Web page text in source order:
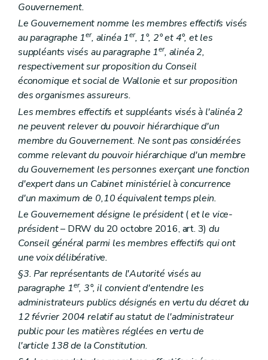
Art. 141
Art. 142
Section 3 Subventionnement
Art. 143
Art. 144
Section 4 Volontariat
Art. 145
Art. 146
Titre VI Aide à l'intégration socio-professionnelle
Chapitre Ier
Définitions
Art. 147
Chapitre II
Subventionnement
Art. 148
Art. 149
Titre VII Aide aux gens du voyage
Art. 149/1
Art. 149/2
Chapitre II Accueil des gens du voyage
Section 1re
Missions de l'organisme spécialisé en accueil des gens du voyage
Art. 149/3
Section 2
Reconnaissance de l'organisme spécialisé en accueil des gens du voyage
Art. 149/4
Art. 149/5
Art. 149/6
Art. 149/7
Art. 149/8
Art. 149/9
Art. 149/10
Section 3
Subventionnement
Art. 149/11
Art. 149/12
Gouvernement.
Le Gouvernement nomme les membres effectifs visés
au paragraphe 1er, alinéa 1er, 1°, 2° et 4°, et les
suppléants visés au paragraphe 1er, alinéa 2,
respectivement sur proposition du Conseil
économique et social de Wallonie et sur proposition
des organismes assureurs.
Les membres effectifs et suppléants visés à l'alinéa 2
ne peuvent relever du pouvoir hiérarchique d'un
membre du Gouvernement. Ne sont pas considérées
comme relevant du pouvoir hiérarchique d'un membre
du Gouvernement les personnes exerçant une fonction
d'expert dans un Cabinet ministériel à concurrence
d'un maximum de 0,10 équivalent temps plein.
Le Gouvernement désigne le président(et le vice-
président– DRW du 20 octobre 2016, art. 3)du
Conseil général parmi les membres effectifs qui ont
une voix délibérative.
§3. Par représentants de l'Autorité visés au
paragraphe 1er, 3°, il convient d'entendre les
administrateurs publics désignés en vertu du décret du
12 février 2004 relatif au statut de l'administrateur
public pour les matières réglées en vertu de
l'article 138 de la Constitution.